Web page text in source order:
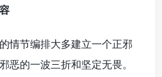
情节编排大多建立一个正邪
恶的一波三折和坚定无畏。